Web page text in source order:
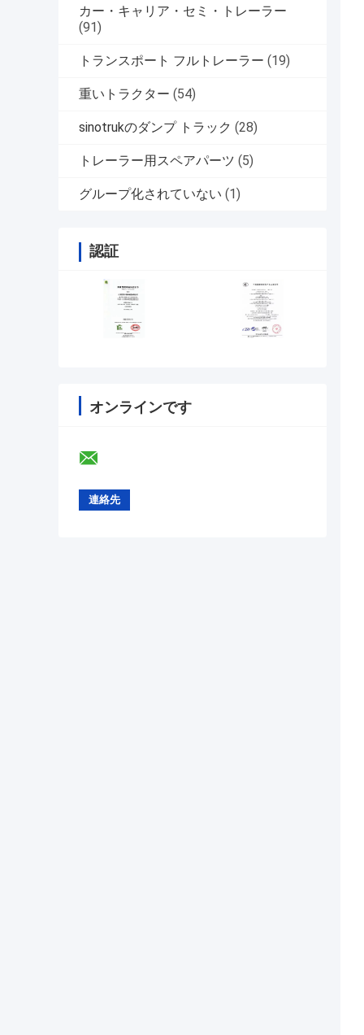
カー・キャリア・セミ・トレーラー
(91)
トランスポート フルトレーラー (19)
重いトラクター (54)
sinotrukのダンプ トラック (28)
トレーラー用スペアパーツ (5)
グループ化されていない (1)
認証
オンラインです